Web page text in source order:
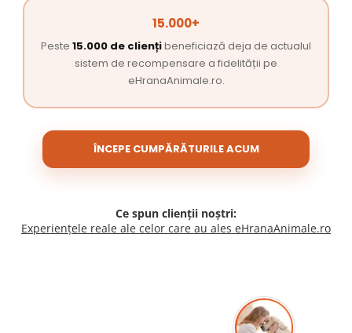
15.000+
Peste 15.000 de cliențibeneficiază deja de actualul
sistem de recompensare a fidelității pe
eHranaAnimale.ro.
ÎNCEPE CUMPĂRĂTURILE ACUM
Ce spun clienții noștri:
Experiențele reale ale celor care au ales eHranaAnimale.ro